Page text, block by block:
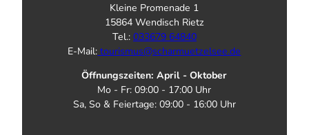
Kleine Promenade 1
15864 Wendisch Rietz
Tel.: 033679 64840
E-Mail: tourismus@scharmuetzelsee.de
Öffnungszeiten: April - Oktober
Mo - Fr: 09:00 - 17:00 Uhr
Sa, So & Feiertage: 09:00 - 16:00 Uhr